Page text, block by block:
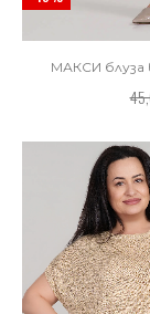
МАКСИ блуза